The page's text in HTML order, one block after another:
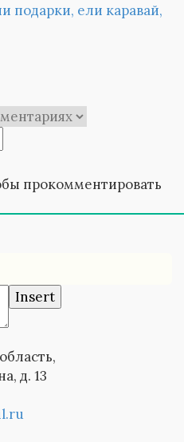
подарки, ели каравай,
прокомментировать
Insert
д. 13